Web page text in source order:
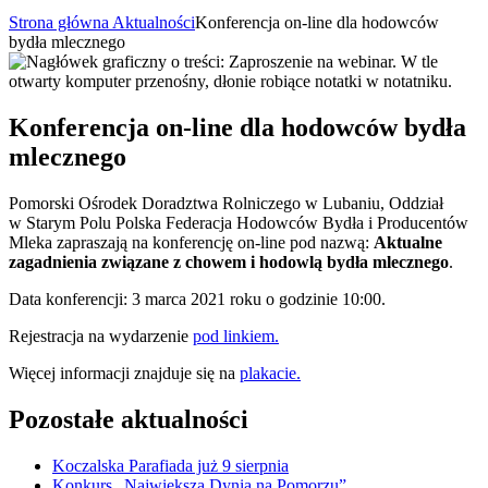
Strona główna AktualnościKonferencja on-line dla hodowców
bydła mlecznego
Konferencja on-line dla hodowców bydła
mlecznego
Pomorski Ośrodek Doradztwa Rolniczego w Lubaniu, Oddział
w Starym Polu Polska Federacja Hodowców Bydła i Producentów
Mleka zapraszają na konferencję on-line pod nazwą: Aktualne
zagadnienia związane z chowem i hodowlą bydła mlecznego.
Data konferencji: 3 marca 2021 roku o godzinie 10:00.
Rejestracja na wydarzenie pod linkiem.
Więcej informacji znajduje się na plakacie.
Pozostałe aktualności
Koczalska Parafiada już 9 sierpnia